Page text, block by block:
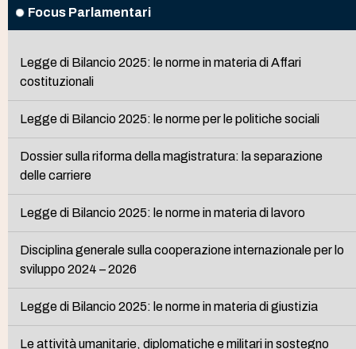
Focus Parlamentari
Legge di Bilancio 2025: le norme in materia di Affari
costituzionali
Legge di Bilancio 2025: le norme per le politiche sociali
Dossier sulla riforma della magistratura: la separazione
delle carriere
Legge di Bilancio 2025: le norme in materia di lavoro
Disciplina generale sulla cooperazione internazionale per lo
sviluppo 2024 – 2026
Legge di Bilancio 2025: le norme in materia di giustizia
Le attività umanitarie, diplomatiche e militari in sostegno